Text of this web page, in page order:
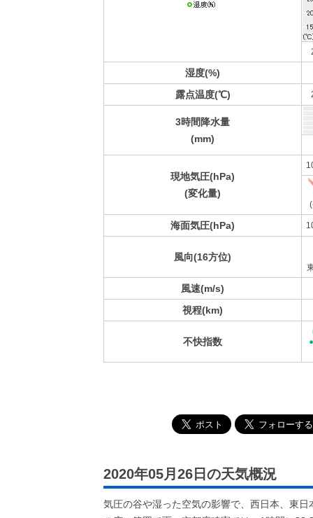
湿度(%)
露点温度(℃)
3時間降水量
(mm)
現地気圧(hPa)
(変化量)
海面気圧(hPa)
風向(16方位)
風速(m/s)
視程(km)
不快指数
2020年05月26日の天気概況
気圧の谷や湿った空気の影響で、西日本、東